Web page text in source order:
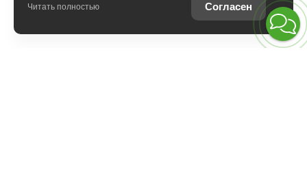
Читать полностью Согласен